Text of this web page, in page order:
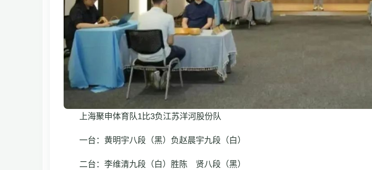
上海聚申体育队1比3负江苏洋河股份队
一台：黄明宇八段（黑）负赵晨宇九段（白）
二台：李维清九段（白）胜陈 贤八段（黑）